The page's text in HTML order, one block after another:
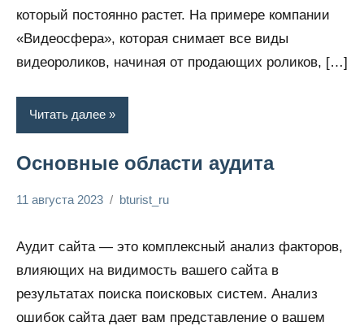
который постоянно растет. На примере компании
«Видеосфера», которая снимает все виды
видеороликов, начиная от продающих роликов, […]
Читать далее
Основные области аудита
финансы
11 августа 2023 bturist_ru
Аудит сайта — это комплексный анализ факторов,
влияющих на видимость вашего сайта в
результатах поиска поисковых систем. Анализ
ошибок сайта дает вам представление о вашем